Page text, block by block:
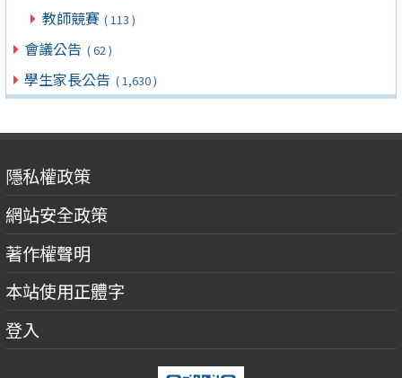
教師競賽 ( 113 )
會議公告 ( 62 )
學生家長公告 ( 1,630 )
隱私權政策
網站安全政策
著作權聲明
本站使用正體字
登入